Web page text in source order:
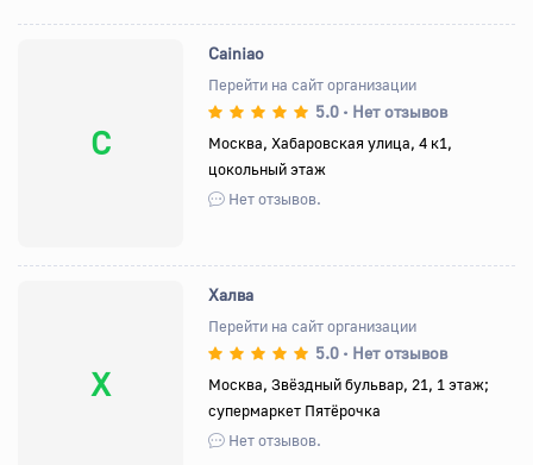
C
Cainiao
Перейти на сайт организации
5.0 • Нет отзывов
Москва, Хабаровская улица, 4 к1,
цокольный этаж
Нет отзывов.
Х
Халва
Перейти на сайт организации
5.0 • Нет отзывов
Москва, Звёздный бульвар, 21, 1 этаж;
супермаркет Пятёрочка
Нет отзывов.